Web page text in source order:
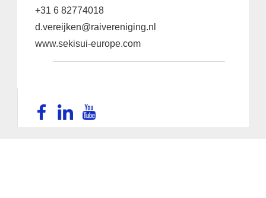
+31 6 82774018
d.vereijken@raivereniging.nl
www.sekisui-europe.com